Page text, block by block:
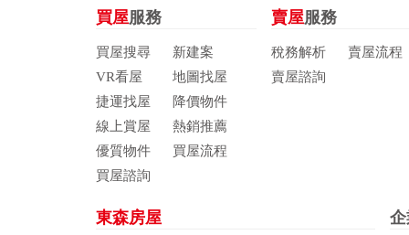
買屋服務
買屋搜尋
新建案
VR看屋
地圖找屋
捷運找屋
降價物件
線上賞屋
熱銷推薦
優質物件
買屋流程
買屋諮詢
賣屋服務
稅務解析
賣屋流程
賣屋諮詢
東森房屋